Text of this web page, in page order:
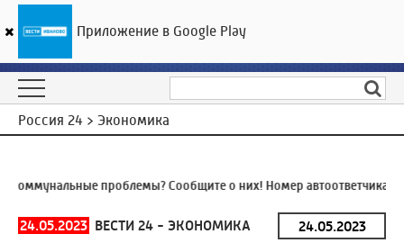
ГТРК «Ивтелерадио»
Россия 24 > Экономика
Коммунальные проблемы? Сообщите о них! Номер автоответчика:
24.05.2023 ВЕСТИ 24 - ЭКОНОМИКА
Приложение в Google Play